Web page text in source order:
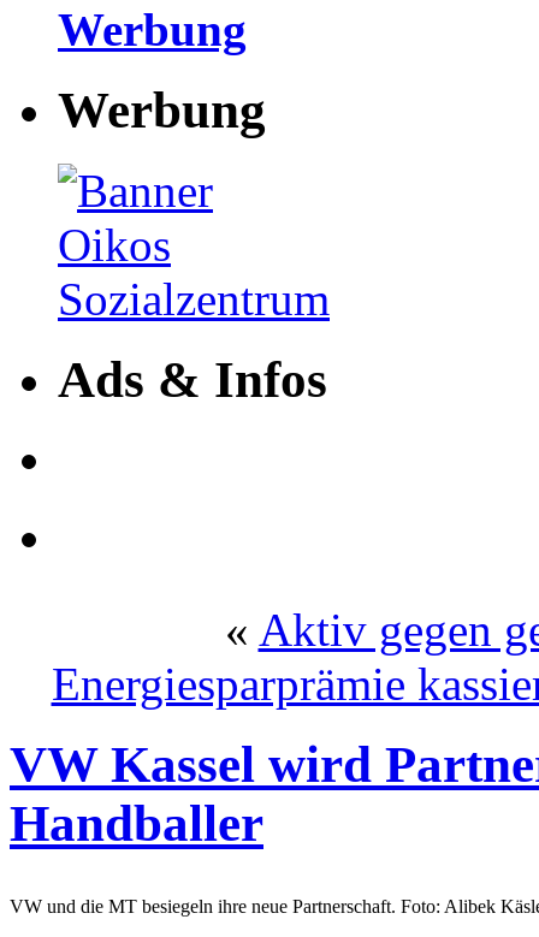
Werbung
Werbung
Ads & Infos
« Aktiv gegen
Energiesparprämie
VW Kassel wird
Handballer
VW und die MT besiegeln ihre neue Partnerschaft. Foto: Alibek